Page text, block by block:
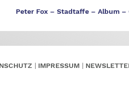
Peter Fox – Stadtaffe – Album –
IMPRESSUM